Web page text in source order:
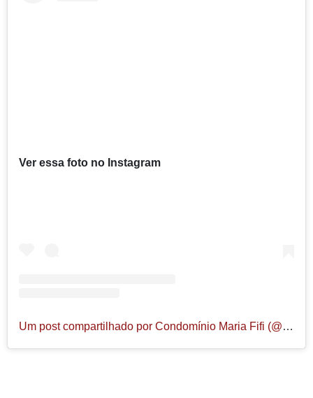
Ver essa foto no Instagram
Um post compartilhado por Condomínio Maria Fifi (@condominiomariafifi)